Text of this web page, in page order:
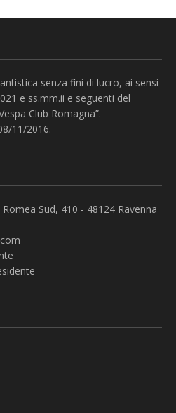
senza fini di lucro, ai sensi
e ss.mm.ii e seguenti del
Club Romagna”.
11/2016.
Sud, 410 - 48124 Ravenna